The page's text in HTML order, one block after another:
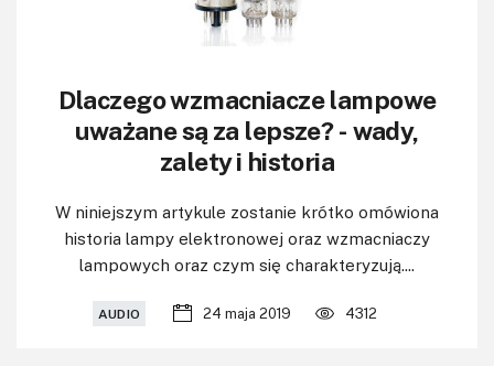
Dlaczego wzmacniacze lampowe
uważane są za lepsze? - wady,
zalety i historia
W niniejszym artykule zostanie krótko omówiona
historia lampy elektronowej oraz wzmacniaczy
lampowych oraz czym się charakteryzują....
AUDIO 24 maja 2019 4312